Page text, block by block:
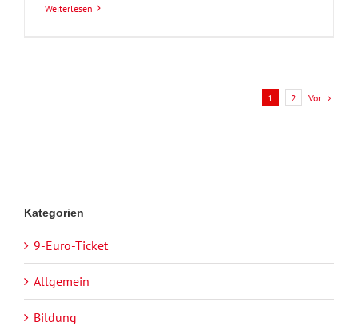
Weiterlesen
1 2 Vor
Kategorien
9-Euro-Ticket
Allgemein
Bildung